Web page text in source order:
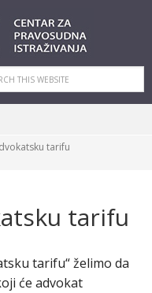
tarifu
tarifu
tarifu“ želimo da
će advokat